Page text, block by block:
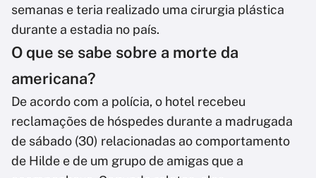
semanas e teria realizado uma cirurgia plástica
durante a estadia no país.
O que se sabe sobre a morte da
americana?
De acordo com a polícia, o hotel recebeu
reclamações de hóspedes durante a madrugada
de sábado (30) relacionadas ao comportamento
de Hilde e de um grupo de amigas que a